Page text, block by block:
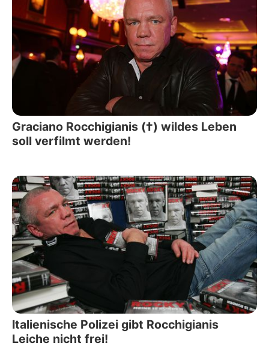
Graciano Rocchigianis (†) wildes Leben
soll verfilmt werden!
Italienische Polizei gibt Rocchigianis
Leiche nicht frei!